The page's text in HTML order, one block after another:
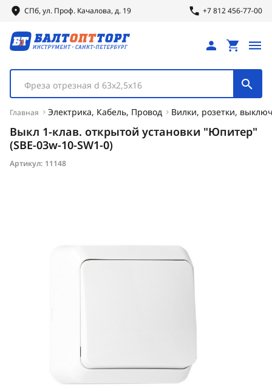
СПб, ул. Проф. Качалова, д. 19 +7 812 456-77-00
Фреза отрезная d 63х2,5х16
Главная Электрика, Кабель, Провод Вилки, розетки,
Выкл 1-клав. открытой установки "Юпитер"
(SBE-03w-10-SW1-0)
Артикул: 11148